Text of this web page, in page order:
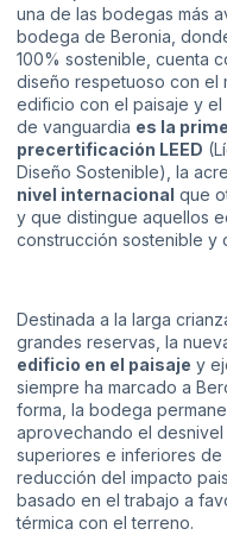
una de las bodegas más
bodega de Beronia,
100% sostenible, cuenta
diseño respetuoso con el
edificio con el paisaje y
de vanguardia es la
precertificación LEED
Diseño Sostenible), la
nivel internacional que
y que distingue aquellos
construcción sostenible y
Destinada a la larga
grandes reservas, la
edificio en el paisaje y
siempre ha marcado a
forma, la bodega
aprovechando el
superiores e inferiores de
reducción del impacto
basado en el trabajo a
térmica con el terreno.